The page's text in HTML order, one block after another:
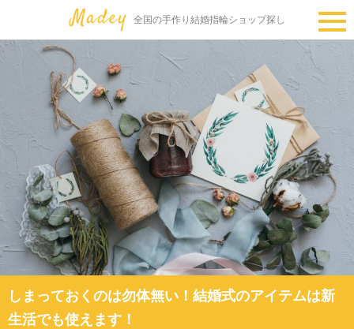
全国の手作り結婚指輪ショップ探し
しまっておくのは勿体無い！結婚式のアイテムは新
生活でも使えます！